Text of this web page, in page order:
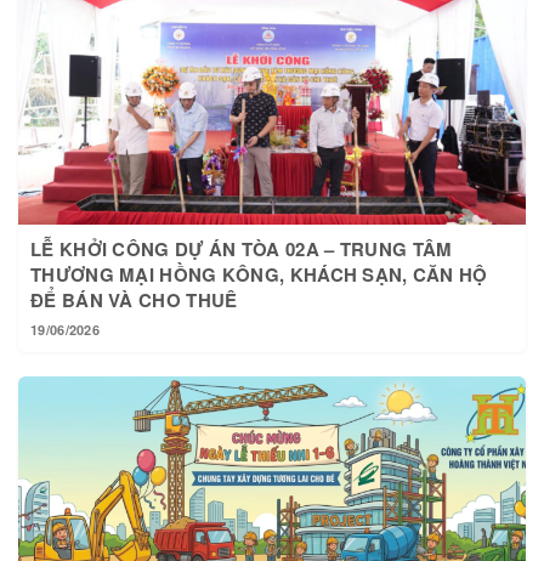
LỄ KHỞI CÔNG DỰ ÁN TÒA 02A – TRUNG TÂM
THƯƠNG MẠI HỒNG KÔNG, KHÁCH SẠN, CĂN HỘ
ĐỂ BÁN VÀ CHO THUÊ
19/06/2026